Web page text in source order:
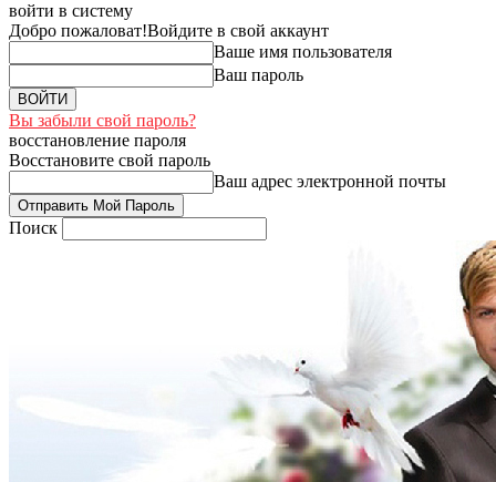
войти в систему
Добро пожаловат!Войдите в свой аккаунт
Ваше имя пользователя
Ваш пароль
Вы забыли свой пароль?
восстановление пароля
Восстановите свой пароль
Ваш адрес электронной почты
Поиск